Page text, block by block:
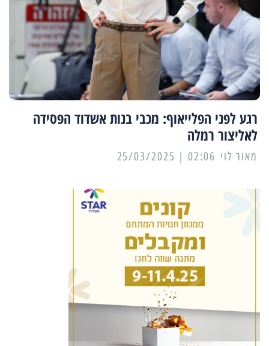
רגע לפני הפלייאוף: מכבי בנות אשדוד הפסידה
לאליצור רמלה
מאור לוי 02:06 | 25/03/2025